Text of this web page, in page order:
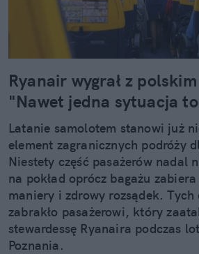
Ryanair wygrał z
"Nawet jedna sytuacja
Latanie samolotem stanowi już
element zagranicznych podróży
Niestety część pasażerów nadal
na pokład oprócz bagażu
maniery i zdrowy rozsądek.
zabrakło pasażerowi, który
stewardessę Ryanaira podczas
Poznania.